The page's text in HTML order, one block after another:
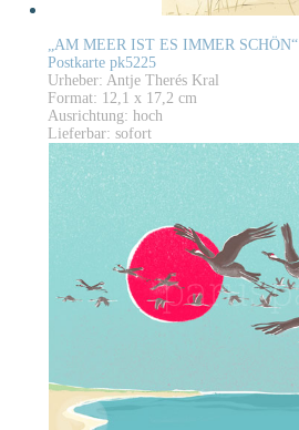
„AM MEER IST ES IMMER SCHÖN“
Postkarte pk5225
Urheber: Antje Therés Kral
Format: 12,1 x 17,2 cm
Ausrichtung: hoch
Lieferbar: sofort